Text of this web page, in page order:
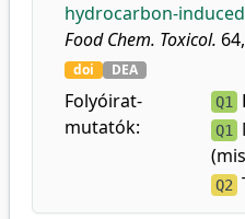
hydrocarbon-
Food Chem. Toxicol.
doi DEA
Folyóirat-
mutatók:
Q1
Q1
Q2